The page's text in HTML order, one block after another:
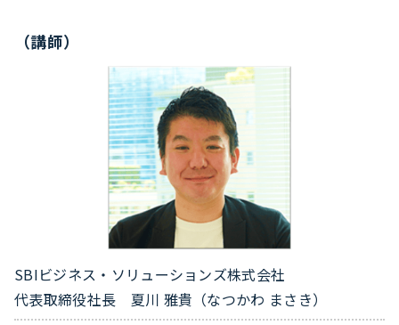
（講師）
SBIビジネス・ソリューションズ株式会社
代表取締役社長 夏川 雅貴（なつかわ まさき）